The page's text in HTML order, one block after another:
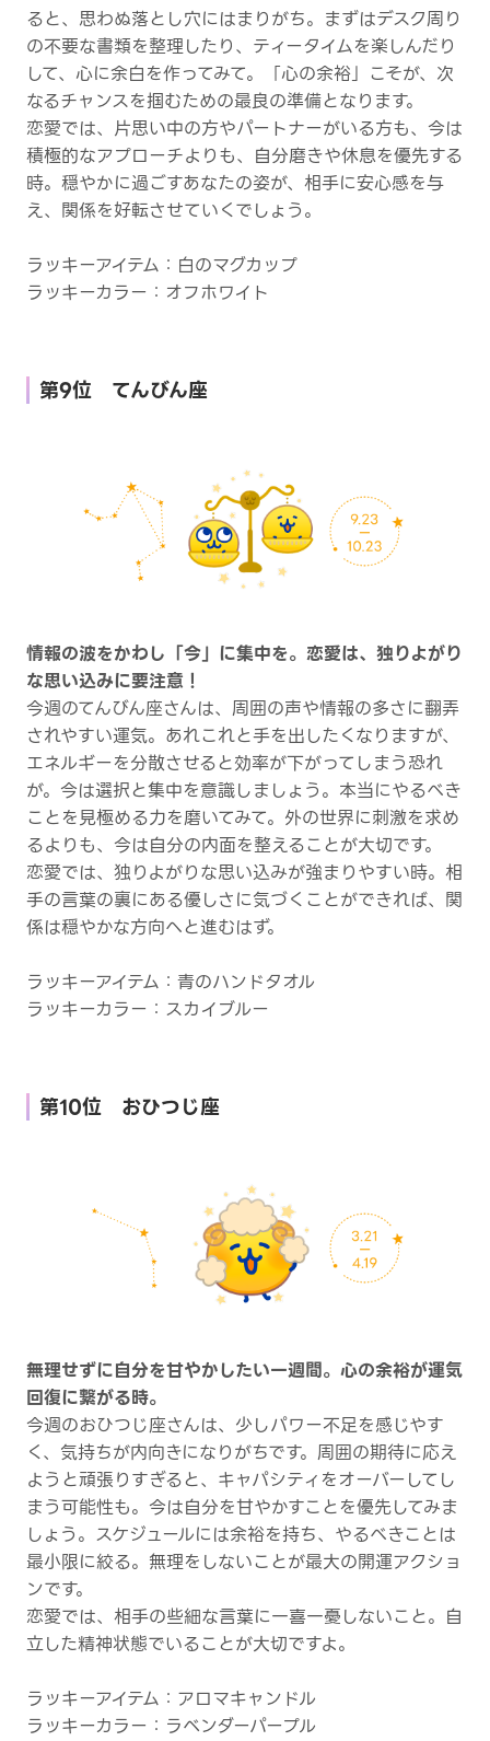
ると、思わぬ落とし穴にはまりがち。まずはデスク周り
の不要な書類を整理したり、ティータイムを楽しんだり
して、心に余白を作ってみて。「心の余裕」こそが、次
なるチャンスを掴むための最良の準備となります。
恋愛では、片思い中の方やパートナーがいる方も、今は
積極的なアプローチよりも、自分磨きや休息を優先する
時。穏やかに過ごすあなたの姿が、相手に安心感を与
え、関係を好転させていくでしょう。
ラッキーアイテム：白のマグカップ
ラッキーカラー：オフホワイト
第9位 てんびん座
情報の波をかわし「今」に集中を。恋愛は、独りよがり
な思い込みに要注意！
今週のてんびん座さんは、周囲の声や情報の多さに翻弄
されやすい運気。あれこれと手を出したくなりますが、
エネルギーを分散させると効率が下がってしまう恐れ
が。今は選択と集中を意識しましょう。本当にやるべき
ことを見極める力を磨いてみて。外の世界に刺激を求め
るよりも、今は自分の内面を整えることが大切です。
恋愛では、独りよがりな思い込みが強まりやすい時。相
手の言葉の裏にある優しさに気づくことができれば、関
係は穏やかな方向へと進むはず。
ラッキーアイテム：青のハンドタオル
ラッキーカラー：スカイブルー
第10位 おひつじ座
無理せずに自分を甘やかしたい一週間。心の余裕が運気
回復に繋がる時。
今週のおひつじ座さんは、少しパワー不足を感じやす
く、気持ちが内向きになりがちです。周囲の期待に応え
ようと頑張りすぎると、キャパシティをオーバーしてし
まう可能性も。今は自分を甘やかすことを優先してみま
しょう。スケジュールには余裕を持ち、やるべきことは
最小限に絞る。無理をしないことが最大の開運アクショ
ンです。
恋愛では、相手の些細な言葉に一喜一憂しないこと。自
立した精神状態でいることが大切ですよ。
ラッキーアイテム：アロマキャンドル
ラッキーカラー：ラベンダーパープル